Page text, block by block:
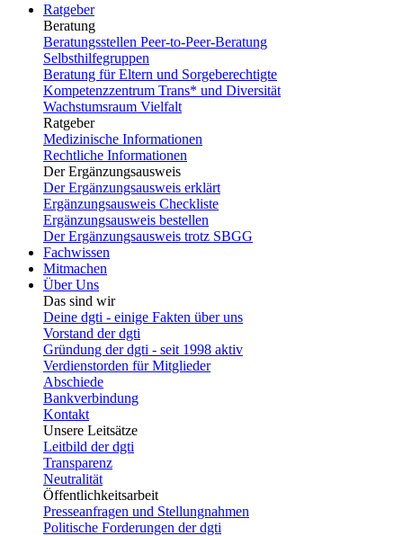
Ratgeber
Beratung
Beratungsstellen Peer-to-Peer-Beratung
Selbsthilfegruppen
Beratung für Eltern und Sorgeberechtigte
Kompetenzzentrum Trans* und Diversität
Wachstumsraum Vielfalt
Ratgeber
Medizinische Informationen
Rechtliche Informationen
Der Ergänzungsausweis
Der Ergänzungsausweis erklärt
Ergänzungsausweis Checkliste
Ergänzungsausweis bestellen
Der Ergänzungsausweis trotz SBGG
Fachwissen
Mitmachen
Über Uns
Das sind wir
Deine dgti - einige Fakten über uns
Vorstand der dgti
Gründung der dgti - seit 1998 aktiv
Verdienstorden für Mitglieder
Abschiede
Bankverbindung
Kontakt
Unsere Leitsätze
Leitbild der dgti
Transparenz
Neutralität
Öffentlichkeitsarbeit
Presseanfragen und Stellungnahmen
Politische Forderungen der dgti